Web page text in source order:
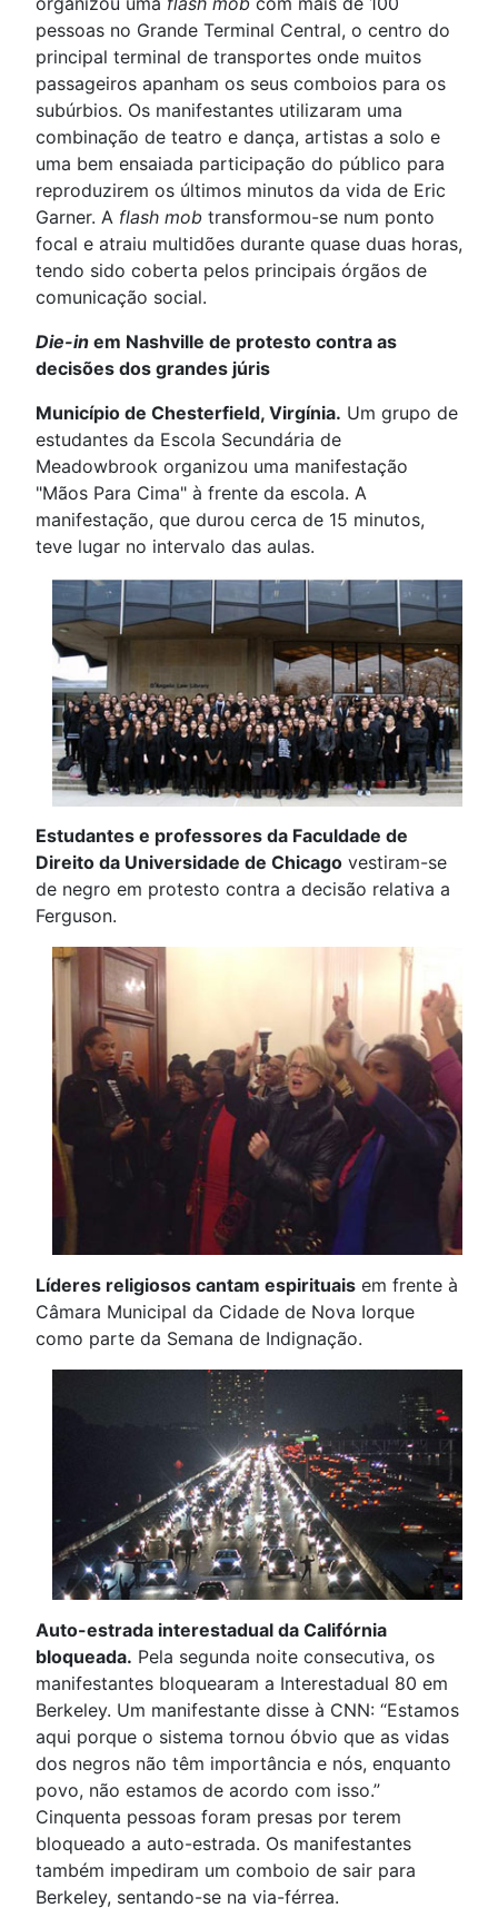
pessoas no Grande Terminal Central, o centro do
principal terminal de transportes onde muitos
passageiros apanham os seus comboios para os
subúrbios. Os manifestantes utilizaram uma
combinação de teatro e dança, artistas a solo e
uma bem ensaiada participação do público para
reproduzirem os últimos minutos da vida de Eric
Garner. A flash mob transformou-se num ponto
focal e atraiu multidões durante quase duas horas,
tendo sido coberta pelos principais órgãos de
comunicação social.
Die-in em Nashville de protesto contra as
decisões dos grandes júris
Município de Chesterfield, Virgínia. Um grupo de
estudantes da Escola Secundária de
Meadowbrook organizou uma manifestação
"Mãos Para Cima" à frente da escola. A
manifestação, que durou cerca de 15 minutos,
teve lugar no intervalo das aulas.
Estudantes e professores da Faculdade de
Direito da Universidade de Chicago vestiram-se
de negro em protesto contra a decisão relativa a
Ferguson.
Líderes religiosos cantam espirituais em frente à
Câmara Municipal da Cidade de Nova Iorque
como parte da Semana de Indignação.
Auto-estrada interestadual da Califórnia
bloqueada. Pela segunda noite consecutiva, os
manifestantes bloquearam a Interestadual 80 em
Berkeley. Um manifestante disse à CNN: “Estamos
aqui porque o sistema tornou óbvio que as vidas
dos negros não têm importância e nós, enquanto
povo, não estamos de acordo com isso.”
Cinquenta pessoas foram presas por terem
bloqueado a auto-estrada. Os manifestantes
também impediram um comboio de sair para
Berkeley, sentando-se na via-férrea.